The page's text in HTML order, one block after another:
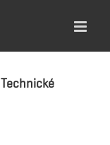
Technické